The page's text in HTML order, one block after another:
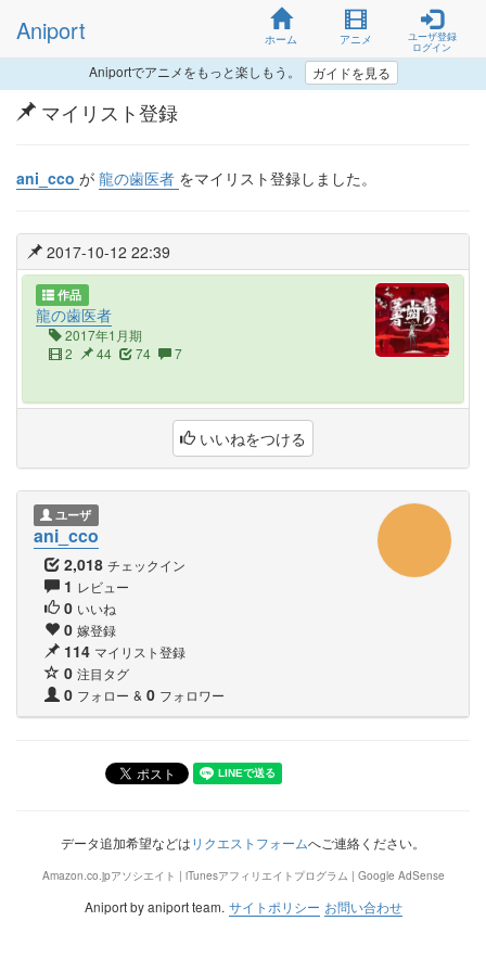
Aniport ホーム アニメ
ユーザ登録
ログイン
Aniportでアニメをもっと楽しもう。 ガイドを見る
マイリスト登録
ani_cco が 龍の歯医者 をマイリスト登録しました。
2017-10-12 22:39
作品
龍の歯医者
2017年1月期
2
44 74 7
いいねをつける
ユーザ
ani_cco
2,018 チェックイン
1 レビュー
0 いいね
0 嫁登録
114 マイリスト登録
0 注目タグ
0 フォロー & 0 フォロワー
データ追加希望などはリクエストフォームへご連絡ください。
Amazon.co.jpアソシエイト | iTunesアフィリエイトプログラム | Google AdSense
Aniport by aniport team. サイトポリシー お問い合わせ